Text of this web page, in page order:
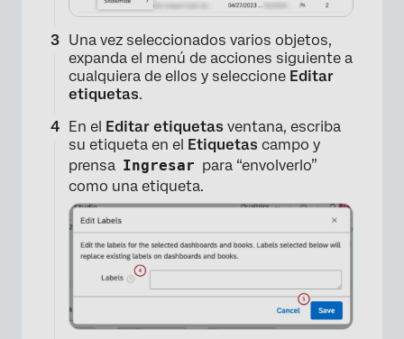
Una vez seleccionados varios objetos,
expanda el menú de acciones siguiente a
cualquiera de ellos y seleccione Editar
etiquetas.
En el Editar etiquetas ventana, escriba
su etiqueta en el Etiquetas campo y
prensa Ingresar para “envolverlo”
como una etiqueta.